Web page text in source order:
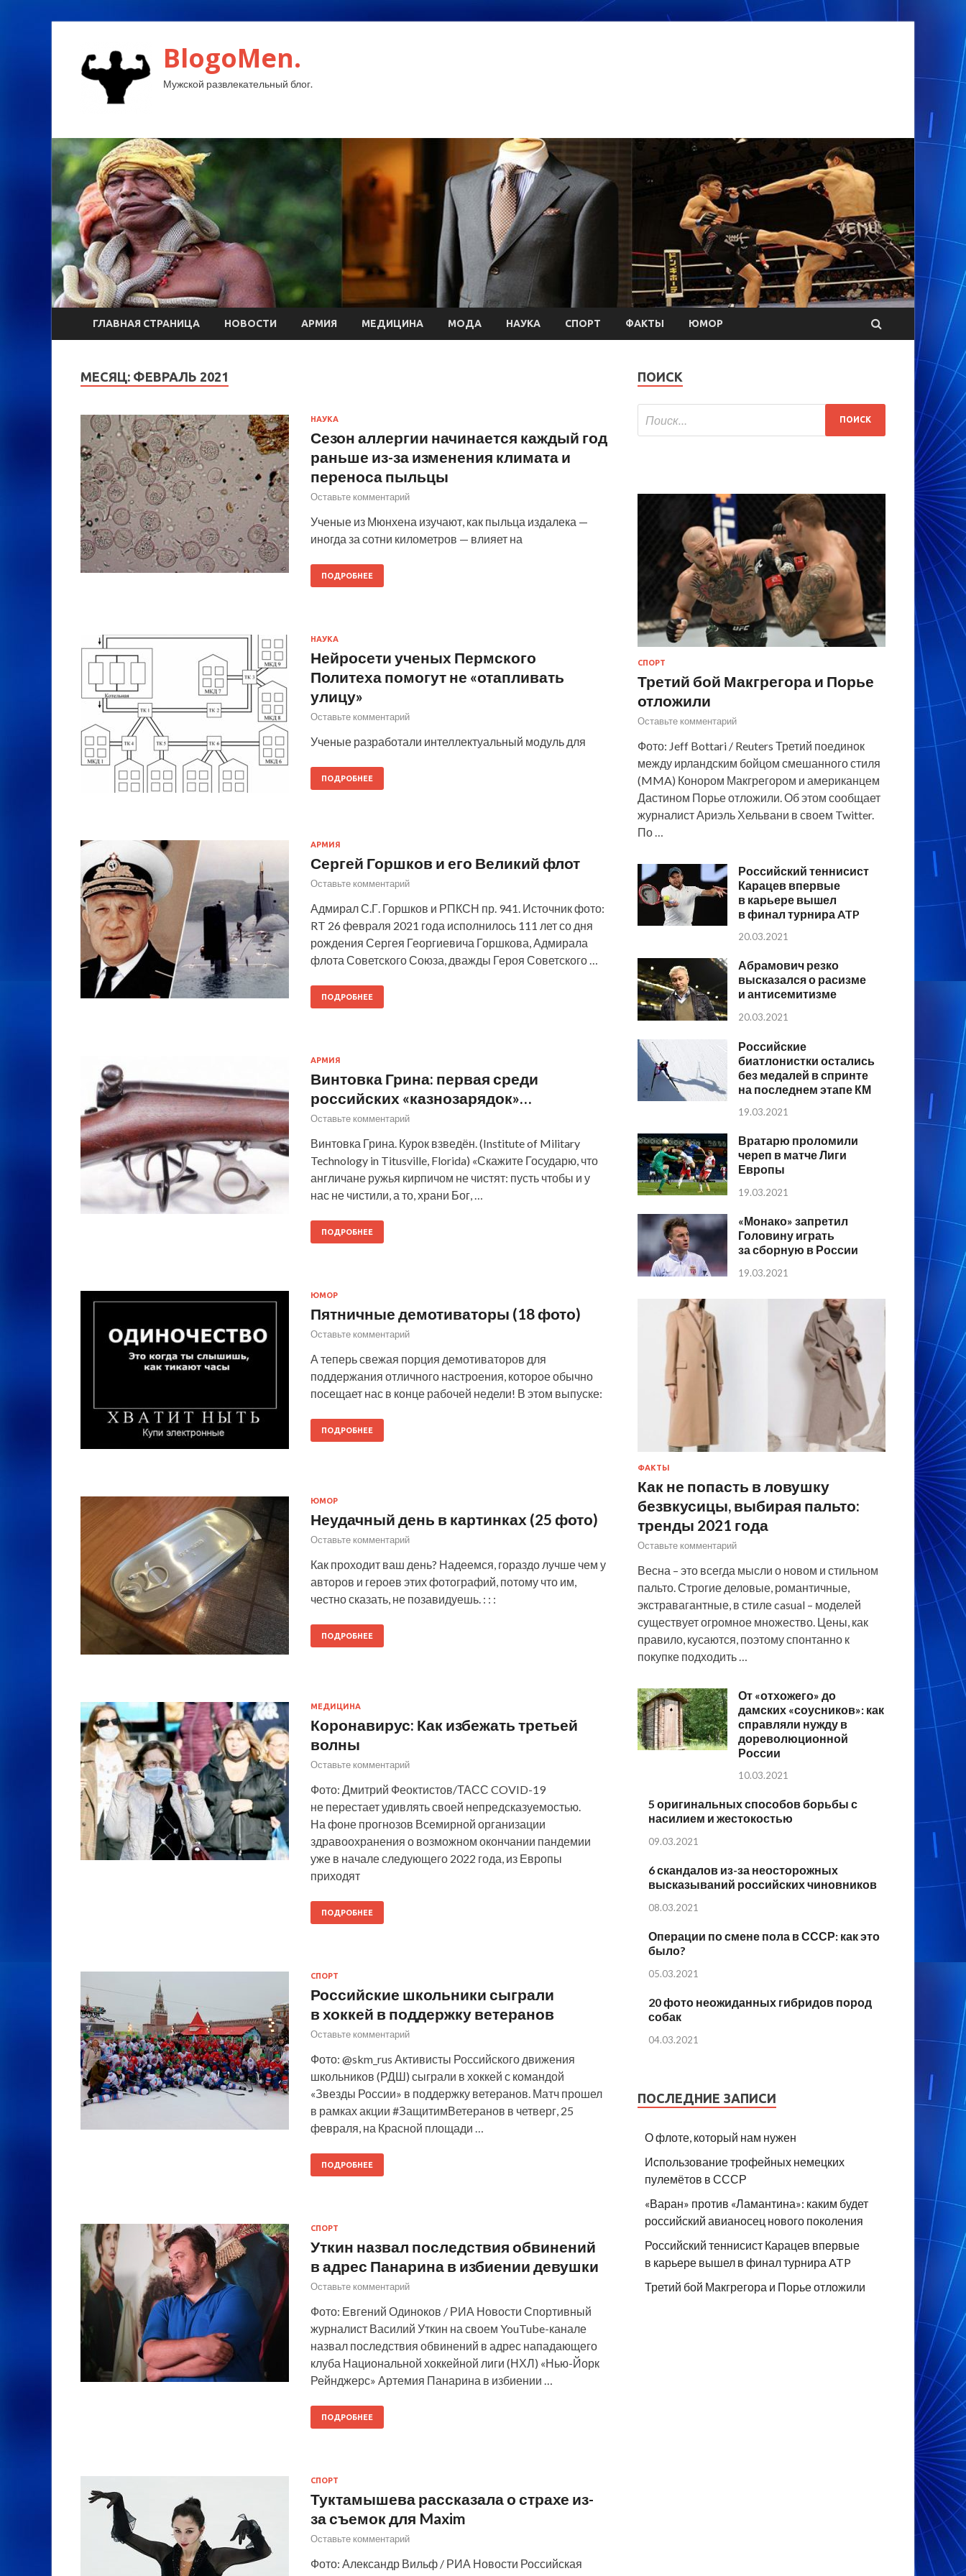
BlogoMen.
Мужской развлекательный блог.
ГЛАВНАЯ СТРАНИЦА НОВОСТИ АРМИЯ МЕДИЦИНА МОДА НАУКА СПОРТ ФАКТЫ ЮМОР
МЕСЯЦ: ФЕВРАЛЬ 2021
НАУКА
Сезон аллергии начинается каждый год
раньше из-за изменения климата и
переноса пыльцы
Оставьте комментарий
Ученые из Мюнхена изучают, как пыльца издалека —
иногда за сотни километров — влияет на
ПОДРОБНЕЕ
НАУКА
Нейросети ученых Пермского
Политеха помогут не «отапливать
улицу»
Оставьте комментарий
Ученые разработали интеллектуальный модуль для
ПОДРОБНЕЕ
АРМИЯ
Сергей Горшков и его Великий флот
Оставьте комментарий
Адмирал С.Г. Горшков и РПКСН пр. 941. Источник фото:
RT 26 февраля 2021 года исполнилось 111 лет со дня
рождения Сергея Георгиевича Горшкова, Адмирала
флота Советского Союза, дважды Героя Советского …
ПОДРОБНЕЕ
АРМИЯ
Винтовка Грина: первая среди
российских «казнозарядок»…
Оставьте комментарий
Винтовка Грина. Курок взведён. (Institute of Military
Technology in Titusville, Florida) «Скажите Государю, что
англичане ружья кирпичом не чистят: пусть чтобы и у
нас не чистили, а то, храни Бог, …
ПОДРОБНЕЕ
ЮМОР
Пятничные демотиваторы (18 фото)
Оставьте комментарий
А теперь свежая порция демотиваторов для
поддержания отличного настроения, которое обычно
посещает нас в конце рабочей недели! В этом выпуске:
ПОДРОБНЕЕ
ЮМОР
Неудачный день в картинках (25 фото)
Оставьте комментарий
Как проходит ваш день? Надеемся, гораздо лучше чем у
авторов и героев этих фотографий, потому что им,
честно сказать, не позавидуешь. : : :
ПОДРОБНЕЕ
МЕДИЦИНА
Коронавирус: Как избежать третьей
волны
Оставьте комментарий
Фото: Дмитрий Феоктистов/ТАСС COVID-19
не перестает удивлять своей непредсказуемостью.
На фоне прогнозов Всемирной организации
здравоохранения о возможном окончании пандемии
уже в начале следующего 2022 года, из Европы
приходят
ПОДРОБНЕЕ
СПОРТ
Российские школьники сыграли
в хоккей в поддержку ветеранов
Оставьте комментарий
Фото: @skm_rus Активисты Российского движения
школьников (РДШ) сыграли в хоккей с командой
«Звезды России» в поддержку ветеранов. Матч прошел
в рамках акции #ЗащитимВетеранов в четверг, 25
февраля, на Красной площади …
ПОДРОБНЕЕ
СПОРТ
Уткин назвал последствия обвинений
в адрес Панарина в избиении девушки
Оставьте комментарий
Фото: Евгений Одиноков / РИА Новости Спортивный
журналист Василий Уткин на своем YouTube-канале
назвал последствия обвинений в адрес нападающего
клуба Национальной хоккейной лиги (НХЛ) «Нью-Йорк
Рейнджерс» Артемия Панарина в избиении …
ПОДРОБНЕЕ
СПОРТ
Туктамышева рассказала о страхе из-
за съемок для Maxim
Оставьте комментарий
Фото: Александр Вильф / РИА Новости Российская
ПОИСК
СПОРТ
Третий бой Макгрегора и Порье
отложили
Оставьте комментарий
Фото: Jeff Bottari / Reuters Третий поединок
между ирландским бойцом смешанного стиля
(MMA) Конором Макгрегором и американцем
Дастином Порье отложили. Об этом сообщает
журналист Ариэль Хельвани в своем Twitter.
По …
Российский теннисист
Карацев впервые
в карьере вышел
в финал турнира ATP
20.03.2021
Абрамович резко
высказался о расизме
и антисемитизме
20.03.2021
Российские
биатлонистки остались
без медалей в спринте
на последнем этапе КМ
19.03.2021
Вратарю проломили
череп в матче Лиги
Европы
19.03.2021
«Монако» запретил
Головину играть
за сборную в России
19.03.2021
ФАКТЫ
Как не попасть в ловушку
безвкусицы, выбирая пальто:
тренды 2021 года
Оставьте комментарий
Весна – это всегда мысли о новом и стильном
пальто. Строгие деловые, романтичные,
экстравагантные, в стиле casual – моделей
существует огромное множество. Цены, как
правило, кусаются, поэтому спонтанно к
покупке подходить …
От «отхожего» до
дамских «соусников»: как
справляли нужду в
дореволюционной
России
10.03.2021
5 оригинальных способов борьбы с
насилием и жестокостью
09.03.2021
6 скандалов из-за неосторожных
высказываний российских чиновников
08.03.2021
Операции по смене пола в СССР: как это
было?
05.03.2021
20 фото неожиданных гибридов пород
собак
04.03.2021
ПОСЛЕДНИЕ ЗАПИСИ
О флоте, который нам нужен
Использование трофейных немецких
пулемётов в СССР
«Варан» против «Ламантина»: каким будет
российский авианосец нового поколения
Российский теннисист Карацев впервые
в карьере вышел в финал турнира ATP
Третий бой Макгрегора и Порье отложили